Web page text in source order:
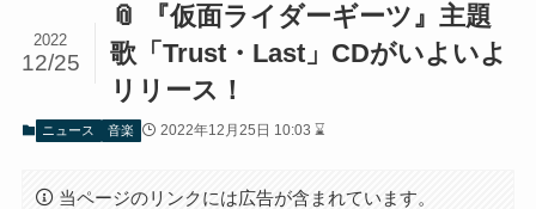
📎 『仮面ライダーギーツ』主題
歌「Trust・Last」CDがいよいよ
リリース！
2022
12/25
ニュース 音楽 2022年12月25日 10:03 ⌛
当ページのリンクには広告が含まれています。